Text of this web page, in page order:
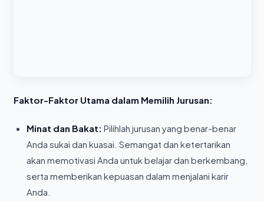
Faktor-Faktor Utama dalam Memilih Jurusan:
Minat dan Bakat: Pilihlah jurusan yang benar-benar
Anda sukai dan kuasai. Semangat dan ketertarikan
akan memotivasi Anda untuk belajar dan berkembang,
serta memberikan kepuasan dalam menjalani karir
Anda.